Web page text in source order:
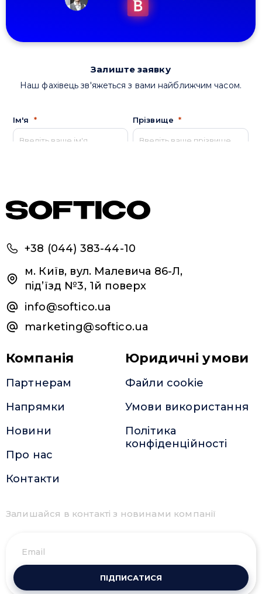
+38 (044) 383-44-10
м. Київ, вул. Малевича 86-Л,
під’їзд №3, 1й поверх
info@softico.ua
marketing@softico.ua
Компанія
Партнерам
Напрямки
Новини
Про нас
Контакти
Юридичні умови
Файли cookie
Умови використання
Політика
конфіденційності
Залишайся в контакті з новинами компанії
ПІДПИСАТИСЯ